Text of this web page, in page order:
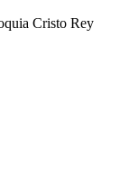
Cristo Rey